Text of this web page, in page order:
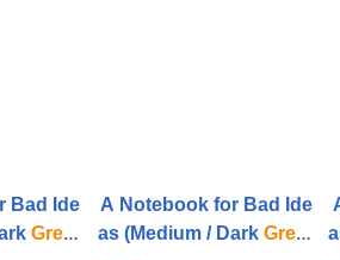
Bad Ide
Grey/
A Notebook for Bad Ide
as (Medium / Dark Grey/